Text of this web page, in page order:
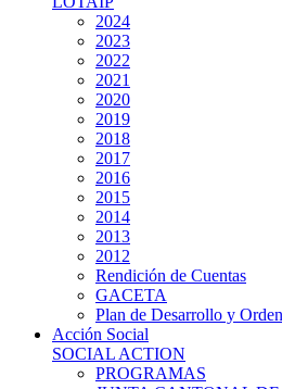
2024
2023
2022
2021
2020
2019
2018
2017
2016
2015
2014
2013
2012
Rendición de Cuentas
GACETA
Plan de Desarrollo y
Acción Social
SOCIAL ACTION
PROGRAMAS